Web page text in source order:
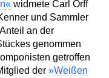
widmete Carl Orff
und Sammler
an der
genommen
getroffen
der »Weißen